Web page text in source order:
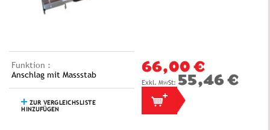
Funktion :
Anschlag mit Massstab
ZUR VERGLEICHSLISTE
HINZUFÜGEN
66,00 €
55,46 €